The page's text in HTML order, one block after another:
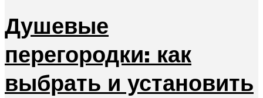
Душевые
перегородки: как
выбрать и установить